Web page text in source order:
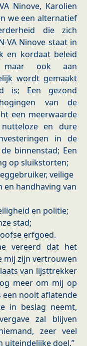
Ninove, Karolien
we een alternatief
die zich
VA Ninove staat in
en kordaat beleid
maar ook aan
wordt gemaakt
is; Een gezond
van de
een meerwaarde
en dure
in de
binnenstad; Een
op sluikstorten;
veilige
en handhaving van
en politie;
stad;
erfgoed.
vereerd dat het
mij zijn vertrouwen
van lijsttrekker
meer om mij op
een nooit aflatende
in beslag neemt,
zal blijven
zeer veel
uiteindelijke doel.”